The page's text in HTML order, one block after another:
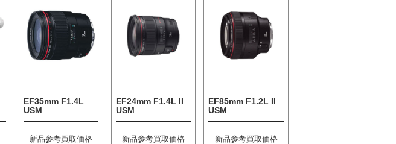
EF35mm F1.4L
USM
新品参考買取価格
EF24mm F1.4L II
USM
新品参考買取価格
EF85mm F1.2L II
USM
新品参考買取価格